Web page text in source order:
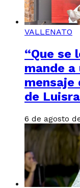
VALLENATO
“Que se
mande a
mensaje
de
6 de agosto